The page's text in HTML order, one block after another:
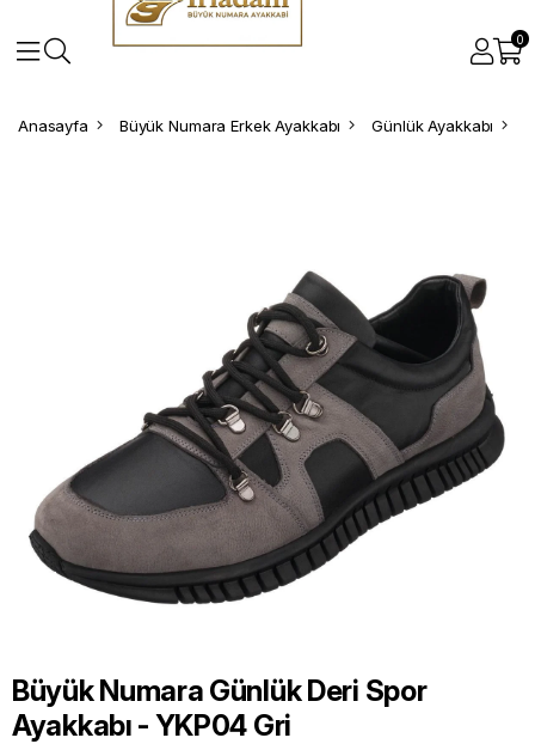
0
Anasayfa Büyük Numara Erkek Ayakkabı Günlük Ayakkabı
Büyük Numara Günlük Deri Spor
Ayakkabı - YKP04 Gri